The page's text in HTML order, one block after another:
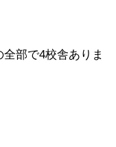
部で4校舎ありま